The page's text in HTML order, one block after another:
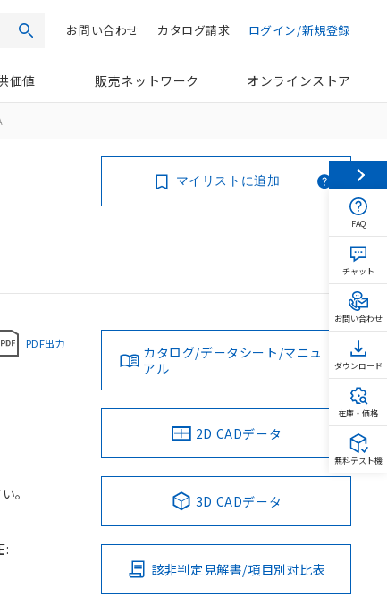
検索 ログイン/新規登録
カタログ請求
お問い合わせ
価値 販売ネットワーク オンラインストア
マイリストに追加
PDF出力
。
:
カタログ/データシート/マニュ
アル
2D CADデータ
3D CADデータ
該非判定見解書/項目別対比表
FAQ
チャット
お問い合わせ
ダウンロード
在庫・価格
無料テスト機